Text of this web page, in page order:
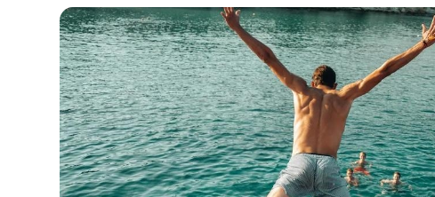
31
32
33